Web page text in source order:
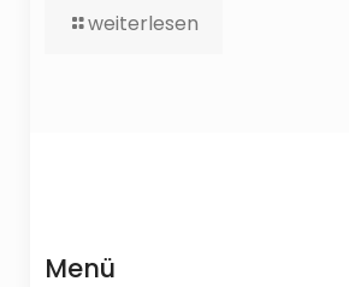
weiterlesen
Menü